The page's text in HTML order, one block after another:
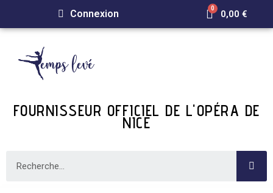
Connexion 0,00 €
FOURNISSEUR OFFICIEL DE L'OPÉRA DE
NICE